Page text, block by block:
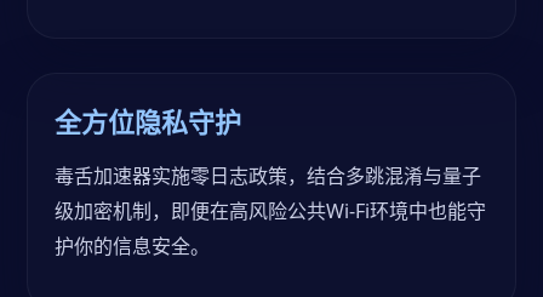
全方位隐私守护
毒舌加速器实施零日志政策，结合多跳混淆与量子
级加密机制，即便在高风险公共Wi-Fi环境中也能守
护你的信息安全。